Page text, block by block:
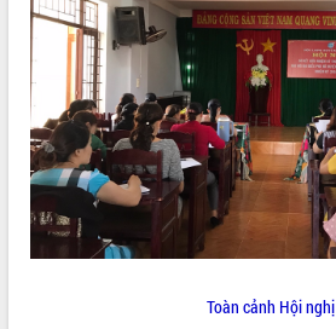
ĐIỂM TIN VĂN BẢN
QUY HOẠCH - KẾ HOẠCH
Toàn cảnh Hội nghị